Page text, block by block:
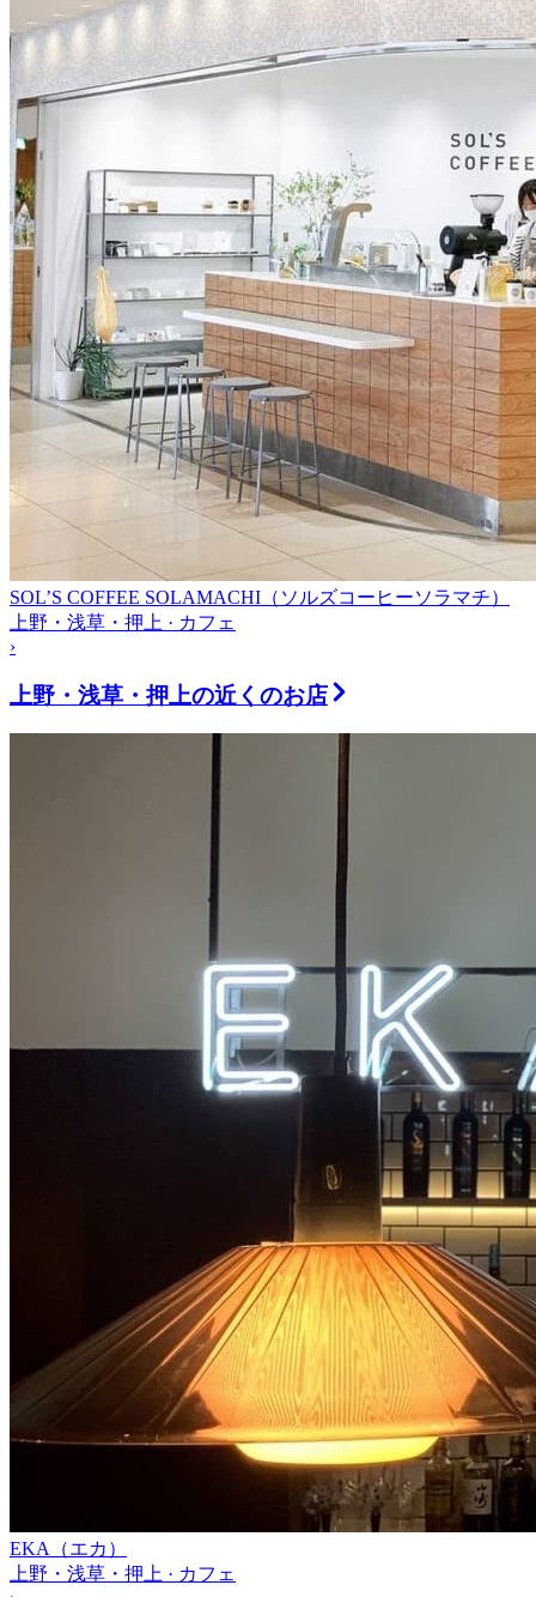
SOL’S COFFEE SOLAMACHI（ソルズコーヒーソラマチ）
上野・浅草・押上 · カフェ
›
上野・浅草・押上の近くのお店
EKA（エカ）
上野・浅草・押上 · カフェ